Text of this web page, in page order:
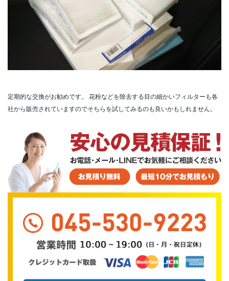
定期的な交換がお勧めです。
花粉などを除去する目の細かいフィルターも各
社から販売されていますのでそちらを試してみるのも良いかもしれません。